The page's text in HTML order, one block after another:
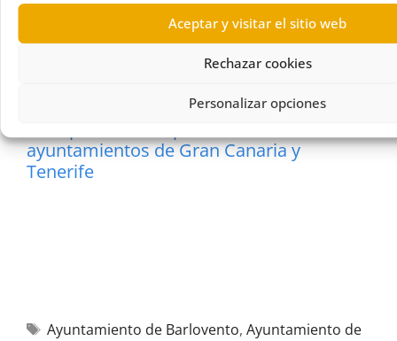
Aceptar y visitar el sitio web
Rechazar cookies
Personalizar opciones
Los ayuntamientos de La Gomera
mejoran su transparencia en 2019,
alcanzando una media de 7,9
Se reducen de 23 a 11 los portales de
ayuntamientos de Gran Canaria y
Tenerife
Ayuntamiento de Barlovento, Ayuntamiento de